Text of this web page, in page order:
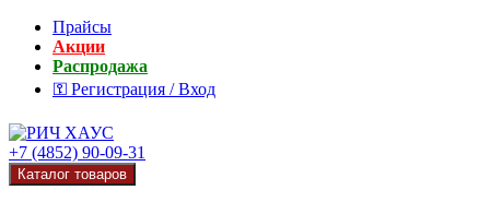
Прайсы
Акции
Распродажа
⚿ Регистрация / Вход
+7 (4852) 90-09-31
Каталог товаров